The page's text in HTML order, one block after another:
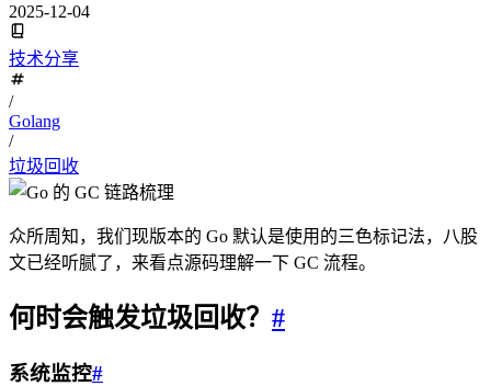
2025-12-04
技术分享
/
Golang
/
垃圾回收
众所周知，我们现版本的 Go 默认是使用的三色标记法，八股
文已经听腻了，来看点源码理解一下 GC 流程。
何时会触发垃圾回收？ #
系统监控#